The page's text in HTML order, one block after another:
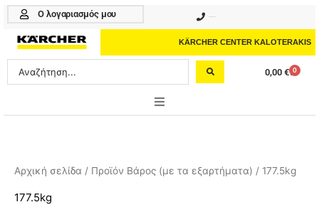
Μετάβαση
περιεχόμενο
Ο λογαριασμός μου
KÄRCHER CENTER KALOTERAKIS
Search
...
0,00 € 0
Cart
PROFESSIONAL
Αρχική σελίδα / Προϊόν Βάρος (με τα εξαρτήματα) / 177.5kg
177.5kg